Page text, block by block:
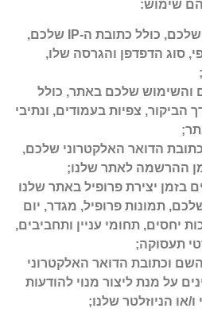
שימוש:
מידע על המחשב שלכם, כולל כתובת ה-IP שלכם,
סוג הדפדפן והגרסה שלו,
והשימוש שלכם באתר, כולל
הביקור, צפיות בעמודים, ונתיבי
הדואר האלקטרוני שלכם,
ההרשמה לאתר שלנו;
בזמן יצירת פרופיל באתר שלנו
תמונות פרופיל, מגדר, יום
יחסים, תחומי עניין ותחביבים,
תעסוקה;
וכתובת הדואר האלקטרוני
על מנת ליצור מנוי להודעות
או הניוזלטר שלנו;